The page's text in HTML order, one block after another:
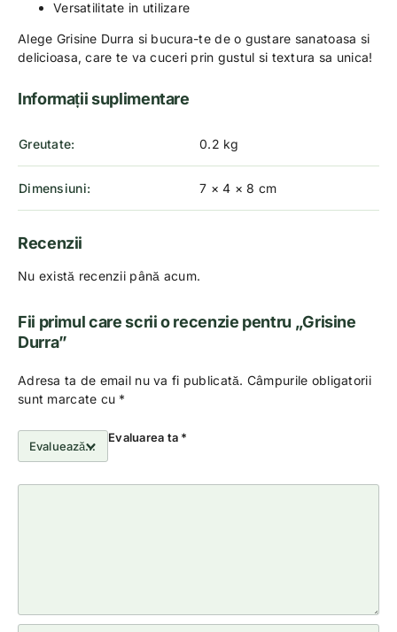
Versatilitate in utilizare
Alege Grisine Durra si bucura-te de o gustare sanatoasa si
delicioasa, care te va cuceri prin gustul si textura sa unica!
Informații suplimentare
Greutate 0.2 kg
Dimensiuni 7 × 4 × 8 cm
Recenzii
Nu există recenzii până acum.
Fii primul care scrii o recenzie pentru „Grisine
Durra”
Adresa ta de email nu va fi publicată. Câmpurile obligatorii
sunt marcate cu *
Evaluarea ta *